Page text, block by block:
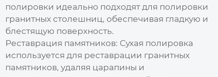
полировки идеально подходят для полировки
гранитных столешниц, обеспечивая гладкую и
блестящую поверхность.
Реставрация памятников: Сухая полировка
используется для реставрации гранитных
памятников, удаляя царапины и